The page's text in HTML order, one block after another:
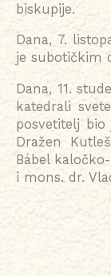
biskupije.
Dana, 7.
je subotičkim
Dana, 11.
katedrali
posvetitelj
Dražen
Bábel
i mons. dr.